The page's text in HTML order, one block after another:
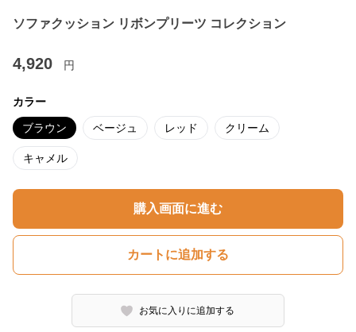
ソファクッション リボンプリーツ コレクション
4,920 円
カラー
ブラウン ベージュ レッド クリーム
キャメル
購入画面に進む
カートに追加する
お気に入りに追加する